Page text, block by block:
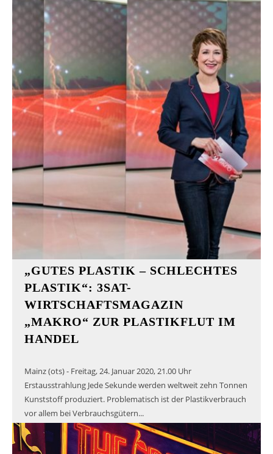
„GUTES PLASTIK – SCHLECHTES
PLASTIK“: 3SAT-
WIRTSCHAFTSMAGAZIN
„MAKRO“ ZUR PLASTIKFLUT IM
HANDEL
Mainz (ots) - Freitag, 24. Januar 2020, 21.00 Uhr
Erstausstrahlung Jede Sekunde werden weltweit zehn Tonnen
Kunststoff produziert. Problematisch ist der Plastikverbrauch
vor allem bei Verbrauchsgütern...